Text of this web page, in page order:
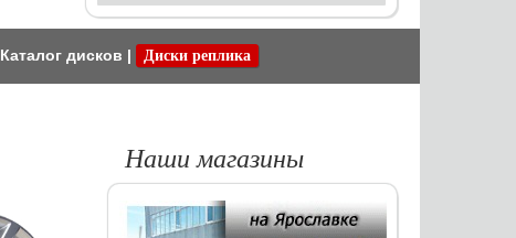
Каталог дисков | Диски реплика
Наши магазины